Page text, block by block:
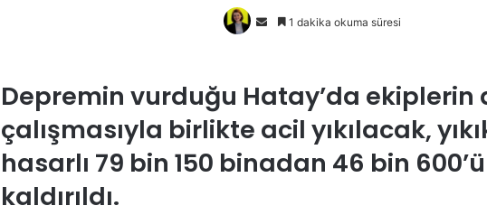
Bir
göndermek
1 dakika okuma süresi
Depremin vurduğu Hatay’da ekiplerin
çalışmasıyla birlikte acil yıkılacak,
hasarlı 79 bin 150 binadan 46 bin
kaldırıldı.